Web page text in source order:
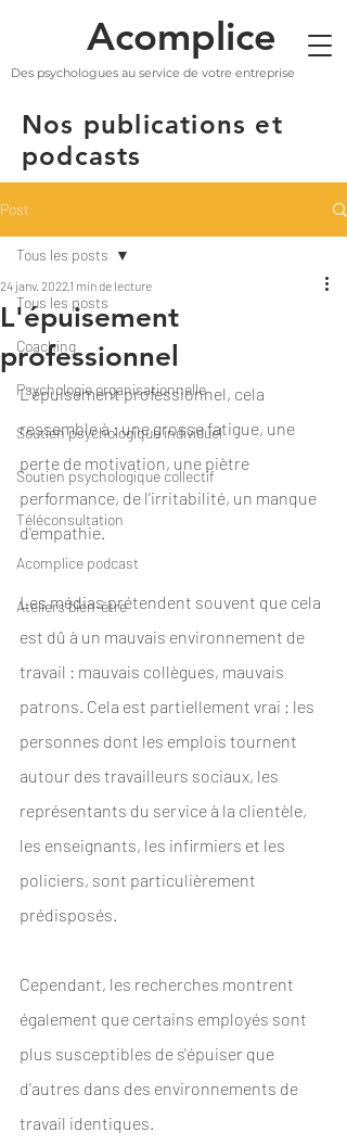
Acomplice
Des psychologues au service de votre entreprise
Nos publications et
podcasts
Post
Tous les posts
Coaching
Psychologie organisationnelle
Soutien psychologique individuel
Soutien psychologique collectif
Téléconsultation
Acomplice podcast
Ateliers bien-être
Tous les posts
L'épuisement
professionnel
24 janv. 20221 min de lecture
L'épuisement professionnel, cela
ressemble à : une grosse fatigue, une
perte de motivation, une piètre
performance, de l'irritabilité, un manque
d'empathie.
Les médias prétendent souvent que cela
est dû à un mauvais environnement de
travail : mauvais collègues, mauvais
patrons. Cela est partiellement vrai : les
personnes dont les emplois tournent
autour des travailleurs sociaux, les
représentants du service à la clientèle,
les enseignants, les infirmiers et les
policiers, sont particulièrement
prédisposés.
Cependant, les recherches montrent
également que certains employés sont
plus susceptibles de s'épuiser que
d'autres dans des environnements de
travail identiques.